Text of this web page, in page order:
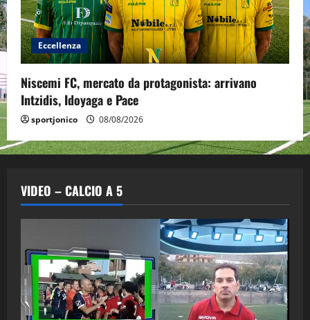
Eccellenza
Niscemi FC, mercato da protagonista: arrivano
Intzidis, Idoyaga e Pace
sportjonico 08/08/2026
VIDEO – CALCIO A 5